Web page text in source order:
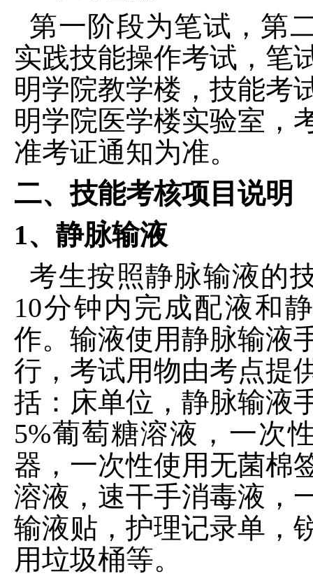
第一阶段为笔试，第
实践技能操作考试，笔
明学院教学楼，技能考
明学院医学楼实验室，
准考证通知为准。
二、技能考核项目说明
1、静脉输液
考生按照静脉输液的
10分钟内完成配液和
作。输液使用静脉输液
行，考试用物由考点提
括：床单位，静脉输液
5%葡萄糖溶液，一次
器，一次性使用无菌棉
溶液，速干手消毒液，
输液贴，护理记录单，
用垃圾桶等。